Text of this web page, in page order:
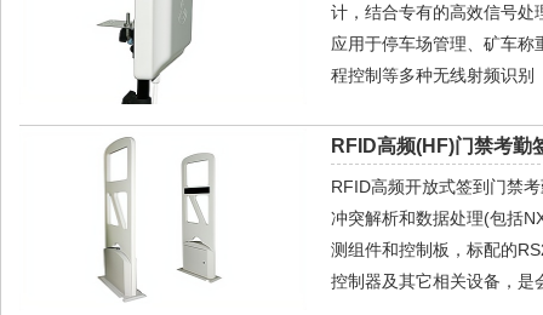
计，结合专有的高效信号处
应用于停车场管理、矿车
程控制等多种无线射频识别
RFID高频(HF)门禁考勤
RFID高频开放式签到门禁
冲突解析和数据处理(包括
测组件和控制板，标配的
控制器及其它相关设备，是